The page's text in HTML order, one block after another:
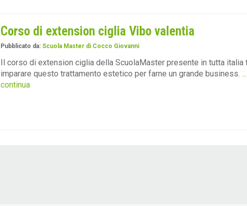
Corso di extension ciglia Vibo valentia
Pubblicato da: Scuola Master di Cocco Giovanni
Il corso di extension ciglia della ScuolaMaster presente in tutta italia
imparare questo trattamento estetico per farne un grande business. ...
continua